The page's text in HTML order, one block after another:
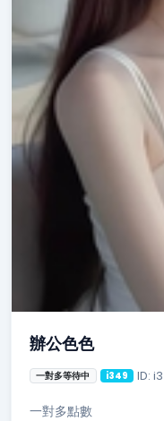
辦公色色
一對多等待中 i349 ID:
一對多點數